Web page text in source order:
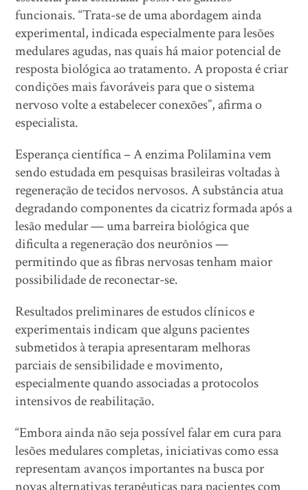
funcionais. “Trata-se de uma abordagem ainda
experimental, indicada especialmente para lesões
medulares agudas, nas quais há maior potencial de
resposta biológica ao tratamento. A proposta é criar
condições mais favoráveis para que o sistema
nervoso volte a estabelecer conexões”, afirma o
especialista.
Esperança científica – A enzima Polilamina vem
sendo estudada em pesquisas brasileiras voltadas à
regeneração de tecidos nervosos. A substância atua
degradando componentes da cicatriz formada após a
lesão medular — uma barreira biológica que
dificulta a regeneração dos neurônios —
permitindo que as fibras nervosas tenham maior
possibilidade de reconectar-se.
Resultados preliminares de estudos clínicos e
experimentais indicam que alguns pacientes
submetidos à terapia apresentaram melhoras
parciais de sensibilidade e movimento,
especialmente quando associadas a protocolos
intensivos de reabilitação.
“Embora ainda não seja possível falar em cura para
lesões medulares completas, iniciativas como essa
representam avanços importantes na busca por